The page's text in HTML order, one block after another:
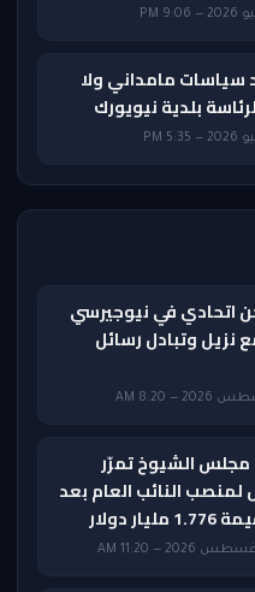
سياسات مامداني ولا
بلدية نيويورك
اتحادي في نيوجيرسي
نزيل وتبادل رسائل
مجلس الشيوخ تمرّر
لمنصب النائب العام بعد
دولار